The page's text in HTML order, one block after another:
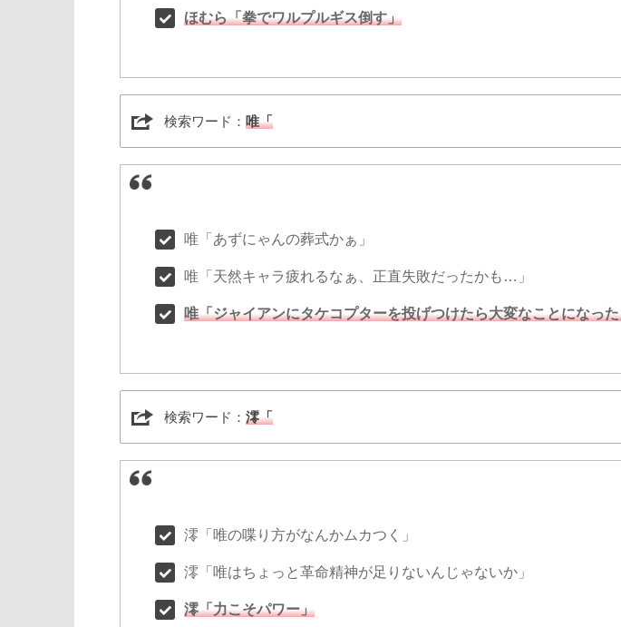
ほむら「拳でワルプルギス倒す」
検索ワード： 唯「
唯「あずにゃんの葬式かぁ」
唯「天然キャラ疲れるなぁ、正直失敗だったかも…」
唯「ジャイアンにタケコプターを投げつけたら大変なことになっ
検索ワード： 澪「
澪「唯の喋り方がなんかムカつく」
澪「唯はちょっと革命精神が足りないんじゃないか」
澪「力こそパワー」